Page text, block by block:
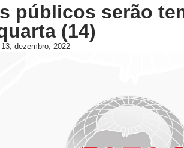
públicos serão
(14)
13, dezembro, 2022